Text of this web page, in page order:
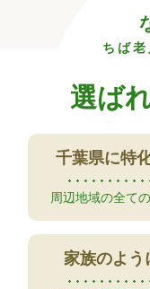
ちば
選ば
千葉県に特
周辺地域の全て
家族のよう